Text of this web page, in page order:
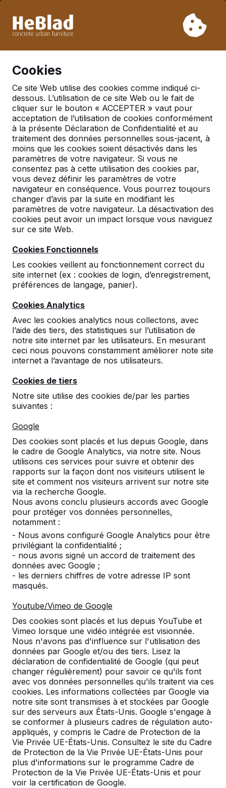
semaine 31 à la semaine 33. Veuillez donc tenir compte des
délais de livraison plus longs.
Cookies
Ce site Web utilise des cookies comme indiqué ci-
dessous. L’utilisation de ce site Web ou le fait de
cliquer sur le bouton « ACCEPTER » vaut pour
acceptation de l’utilisation de cookies conformément
à la présente Déclaration de Confidentialité et au
traitement des données personnelles sous-jacent, à
moins que les cookies soient désactivés dans les
paramètres de votre navigateur. Si vous ne
consentez pas à cette utilisation des cookies par,
vous devez définir les paramètres de votre
navigateur en conséquence. Vous pourrez toujours
changer d’avis par la suite en modifiant les
paramètres de votre navigateur. La désactivation des
cookies peut avoir un impact lorsque vous naviguez
sur ce site Web.
Cookies Fonctionnels
Les cookies veillent au fonctionnement correct du
site internet (ex : cookies de login, d’enregistrement,
préférences de langage, panier).
Cookies Analytics
Avec les cookies analytics nous collectons, avec
l’aide des tiers, des statistiques sur l’utilisation de
notre site internet par les utilisateurs. En mesurant
ceci nous pouvons constamment améliorer note site
internet a l’avantage de nos utilisateurs.
Cookies de tiers
Notre site utilise des cookies de/par les parties
suivantes :
Google
Des cookies sont placés et lus depuis Google, dans
le cadre de Google Analytics, via notre site. Nous
utilisons ces services pour suivre et obtenir des
rapports sur la façon dont nos visiteurs utilisent le
site et comment nos visiteurs arrivent sur notre site
via la recherche Google.
Nous avons conclu plusieurs accords avec Google
pour protéger vos données personnelles,
notamment :
- Nous avons configuré Google Analytics pour être
privilégiant la confidentialité ;
- nous avons signé un accord de traitement des
données avec Google ;
- les derniers chiffres de votre adresse IP sont
masqués.
Youtube/Vimeo de Google
Des cookies sont placés et lus depuis YouTube et
Vimeo lorsque une vidéo intégrée est visionnée.
Nous n'avons pas d'influence sur l'utilisation des
données par Google et/ou des tiers. Lisez la
déclaration de confidentialité de Google (qui peut
changer régulièrement) pour savoir ce qu'ils font
avec vos données personnelles qu'ils traitent via ces
cookies. Les informations collectées par Google via
notre site sont transmises à et stockées par Google
sur des serveurs aux États-Unis. Google s'engage à
se conformer à plusieurs cadres de régulation auto-
appliqués, y compris le Cadre de Protection de la
Vie Privée UE-États-Unis. Consultez le site du Cadre
de Protection de la Vie Privée UE-États-Unis pour
plus d'informations sur le programme Cadre de
Protection de la Vie Privée UE-États-Unis et pour
voir la certification de Google.
Contact
Pour toute question ou remarque concernant nos
les heures de bureau. N’hésitez pas à nous
contacter.
Si vous utilisez le « panier Internet », toutes les
données vous sont demandées une par une, afin
que nous disposions de tous les renseignements
nécessaires pour l’établissement d’un devis correct
et une livraison rapide.
Si vous préférez, vous pouvez vous servir de ce
formulaire pour demander un devis ou pour placer
une commande. Attention : indiquez bien votre
celle-ci diffère de celle indiquée sur la commande.
info@HeBlad.fr
72 rue de Lessard
76100 Rouen
France
www.HeBlad.fr
Tél.
02 78 84 0187
Autres informations
N° TVA
Intracom
NL0063 43 818 B01
Intracom
FR 95 841532484
Numéro
SIRET
841532484 00018
IBAN
FR76 1820 6004 3265 0518 5550
Banque
(18206)
Guichet
(00432)
Compte
(65051855501)
Clé
(96)
Crédit Agricole d’Île-de-France
26 quai de la Rapée
75012 Paris
Nos produits sont livrés depuis notre usine aux
Pays-Bas.